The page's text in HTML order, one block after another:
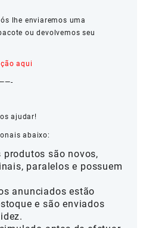
lhe enviaremos uma
ou devolvemos seu
aqui
ajudar!
abaixo:
produtos são novos,
paralelos e possuem
anunciados estão
e são enviados